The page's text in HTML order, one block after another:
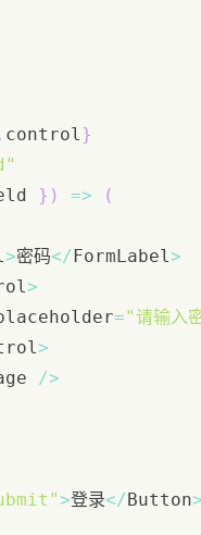
. control}
} ) =>
(
>密码</FormLabel>
>
="请输入
>
/>
>登录</Button